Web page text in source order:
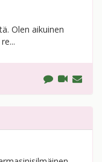
Olen aikuinen